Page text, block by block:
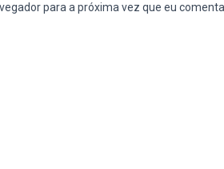
para a próxima vez que eu